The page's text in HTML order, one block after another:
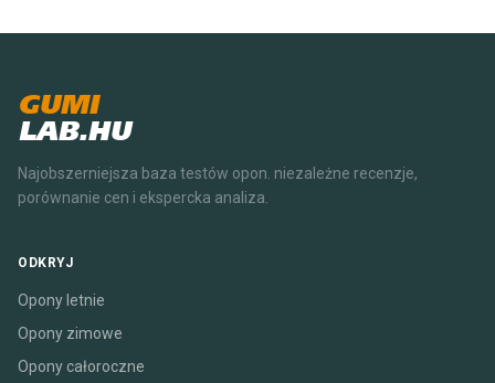
GUMI
LAB.HU
Najobszerniejsza baza testów opon. niezależne recenzje,
porównanie cen i ekspercka analiza.
ODKRYJ
Opony letnie
Opony zimowe
Opony całoroczne